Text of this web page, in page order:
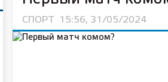
СПОРТ 15:56, 31/05/2024